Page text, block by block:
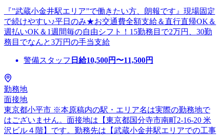
『”武蔵小金井駅エリア”で働きたい方、朗報です』現場固定
で続けやすい♪平日のみ★お交通費全額支給＆直行直帰OK＆
週払いOK＆1週間毎の自由シフト！15勤務目で2万円、30勤
務目でなんと3万円の手当支給
警備スタッフ 日給10,500円〜11,500円
勤務地
面接地
東京都小平市 ※本原稿内の駅・エリア名は実際の勤務地で
はございません。面接地は【東京都国分寺市南町2-16-20 米
沢ビル４階】です。勤務先は【武蔵小金井駅エリアでの工事